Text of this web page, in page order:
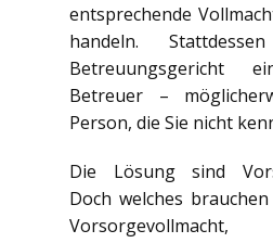
entsprechende
handeln.
Betreuungsgericht
Betreuer –
Person, die Sie nicht
Die Lösung sind
Doch welches